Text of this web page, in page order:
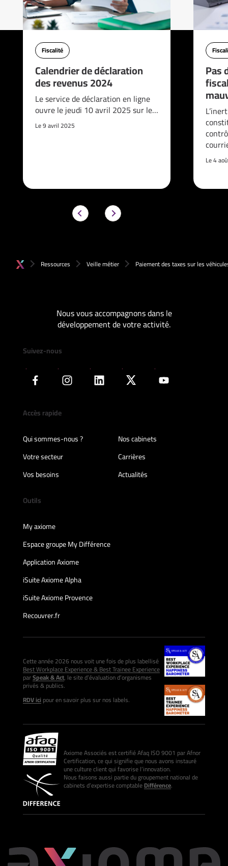
Fiscalité
Calendrier de déclaration
des revenus 2024
Le service de déclaration en ligne
ouvre le jeudi 10 avril 2025 sur le…
Le 9 avril 2025
Pas
Le 4
Ressources Veille métier Paiement des taxes sur les
Nous vous accompagnons dans le
développement de votre activité.
Suivez-nous
Accès rapide
Qui sommes-nous ?
Nos cabinets
Votre secteur
Carrières
Vos besoins
Actualités
Outils
My axiome
Espace groupe My Différence
Application Axiome
iSuite Axiome Alpha
iSuite Axiome Provence
Recouvrer.fr
Cette année 2026 nous voit une fois de plus labellisé
Best Workplace Experience & Best Trainee Experience
parSpeak & Act, le site d’évaluation d’organismes
privés & publics.
RDV icipour en savoir plus sur nos labels.
Axiome Associés est certifié Afaq ISO 9001 par Afnor
Certification, ce qui signifie que nous avons instauré
une culture client qui favorise l’innovation.
Nous faisons aussi partie du groupement national de
cabinets d’expertise comptableDifférence.